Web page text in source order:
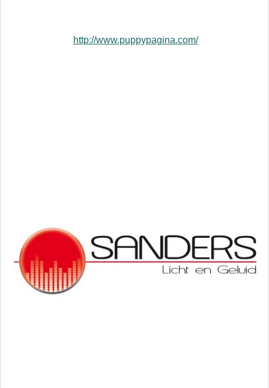
http://www.puppypagina.com/